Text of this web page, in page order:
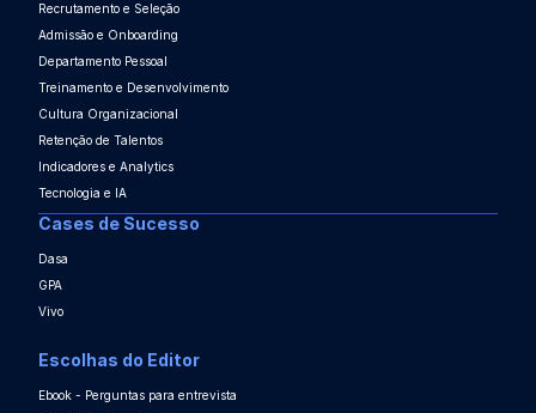
Recrutamento e Seleção
Admissão e Onboarding
Departamento Pessoal
Treinamento e Desenvolvimento
Cultura Organizacional
Retenção de Talentos
Indicadores e Analytics
Tecnologia e IA
Cases de Sucesso
Dasa
GPA
Vivo
Escolhas do Editor
Ebook - Perguntas para entrevista